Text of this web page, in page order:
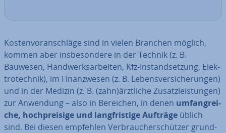
Kos­ten­vor­anschlä­ge sind in vielen Branchen möglich,
kommen aber ins­be­son­de­re in der Technik (z. B.
Bauwesen, Hand­werks­ar­bei­ten, Kfz-In­stand­set­zung, Elek­
tro­tech­nik), im Fi­nanz­we­sen (z. B. Le­bens­ver­si­che­run­gen)
und in der Medizin (z. B. (zahn)ärztliche Zu­satz­leis­tun­gen)
zur Anwendung – also in Bereichen, in denen um­fang­rei­
che, hoch­prei­si­ge und lang­fris­ti­ge Aufträge üblich
sind. Bei diesen empfehlen Ver­brau­cher­schüt­zer grund­